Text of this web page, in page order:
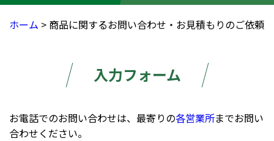
ホーム > 商品に関するお問い合わせ・お見積もりのご依頼
入力フォーム
お電話でのお問い合わせは、最寄りの各営業所までお問い
合わせください。